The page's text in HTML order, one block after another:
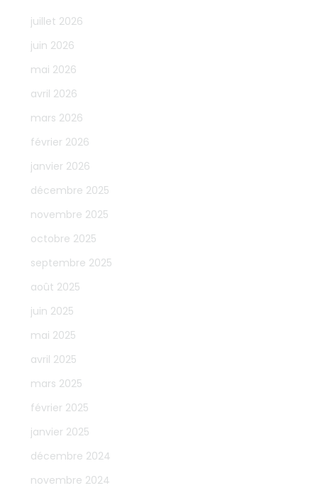
juillet 2026
juin 2026
mai 2026
avril 2026
mars 2026
février 2026
janvier 2026
décembre 2025
novembre 2025
octobre 2025
septembre 2025
août 2025
juin 2025
mai 2025
avril 2025
mars 2025
février 2025
janvier 2025
décembre 2024
novembre 2024